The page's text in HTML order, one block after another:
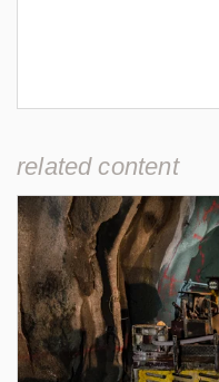
related content